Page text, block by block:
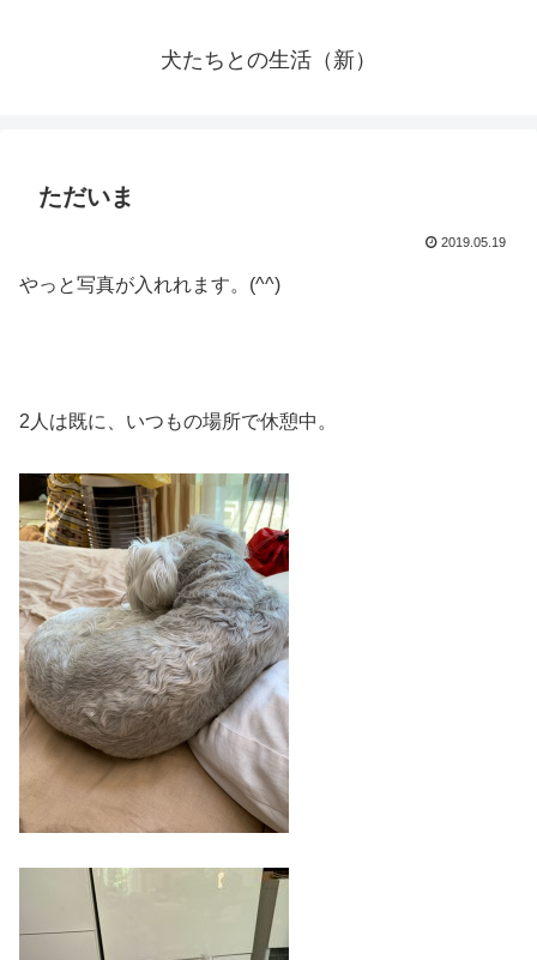
犬たちとの生活（新）
ただいま
2019.05.19
やっと写真が入れれます。(^^)
2人は既に、いつもの場所で休憩中。